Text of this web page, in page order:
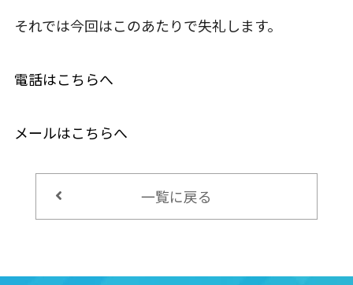
それでは今回はこのあたりで失礼します。
電話はこちらへ
メールはこちらへ
一覧に戻る